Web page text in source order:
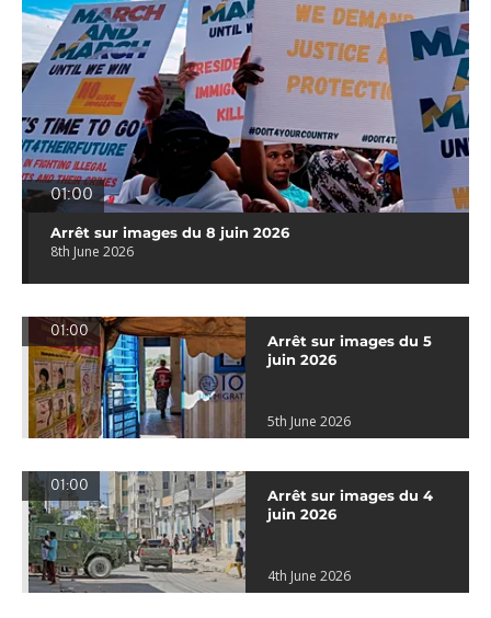
01:00
Arrêt sur images du 8 juin 2026
8th June 2026
01:00
Arrêt sur images du 5
juin 2026
5th June 2026
01:00
Arrêt sur images du 4
juin 2026
4th June 2026